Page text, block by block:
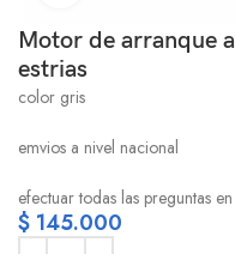
Motor de arranque
estrias
color gris
emvios a nivel nacional
efectuar todas las preguntas
$ 145.000